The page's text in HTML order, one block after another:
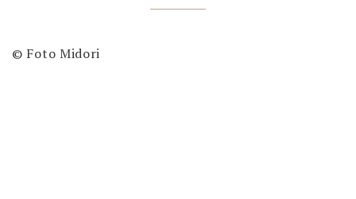
© Foto Midori